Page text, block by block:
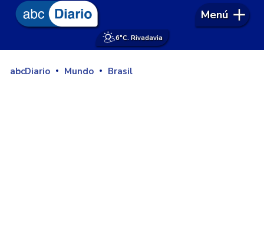
6°C. Rivadavia
Menú
abcDiario Mundo Brasil